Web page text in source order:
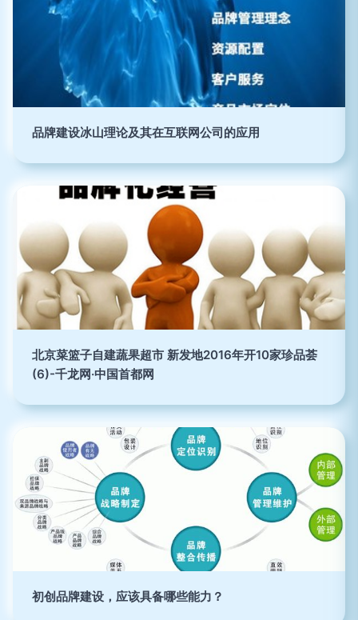
品牌建设冰山理论及其在互联网公司的应用
北京菜篮子自建蔬果超市 新发地2016年开10家珍品荟
(6)-千龙网·中国首都网
初创品牌建设，应该具备哪些能力？